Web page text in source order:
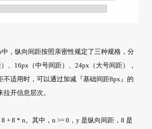
，纵向间距按照亲密性规定了三种规格，分
、16px（中号间距）、24px（大号间距），
不适用时，可以通过加减『基础间距8px』的
开信息层次。
+ 8 * n。其中，n >= 0，y 是纵向间距，8 是